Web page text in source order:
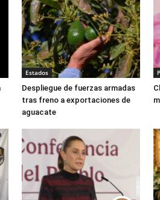
Estados
Despliegue de fuerzas armadas
tras freno a exportaciones de
aguacate